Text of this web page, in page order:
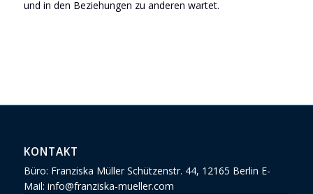
und in den Beziehungen zu anderen wartet.
KONTAKT
Büro: Franziska Müller Schützenstr. 44, 12165 Berlin E-
Mail: info@franziska-mueller.com